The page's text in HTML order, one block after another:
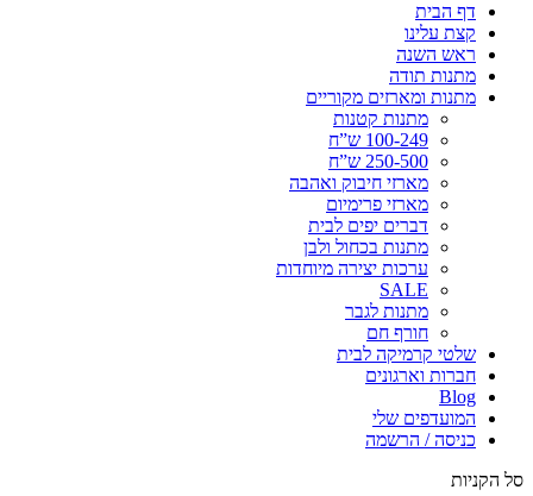
דף הבית
קצת עלינו
ראש השנה
מתנות תודה
מתנות ומארזים מקוריים
מתנות קטנות
100-249 ש”ח
250-500 ש”ח
מארזי חיבוק ואהבה
מארזי פרימיום
דברים יפים לבית
מתנות בכחול ולבן
ערכות יצירה מיוחדות
SALE
מתנות לגבר
חורף חם
שלטי קרמיקה לבית
חברות וארגונים
Blog
המועדפים שלי
כניסה / הרשמה
סל הקניות